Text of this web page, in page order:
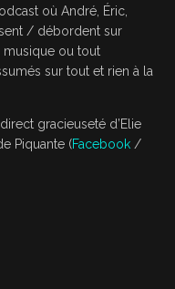
où André, Éric,
/ débordent sur
musique ou tout
sur tout et rien à la
gracieuseté d’Elie
Piquante (Facebook /